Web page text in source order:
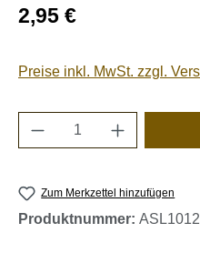
Regulärer Preis:
2,95 €
Preise inkl. MwSt. zzgl.
Produkt Anzahl:
Zum Merkzettel hinzufügen
Produktnummer: